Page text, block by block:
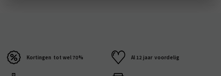
Kortingen tot wel 70% Al 12 jaar voordelig